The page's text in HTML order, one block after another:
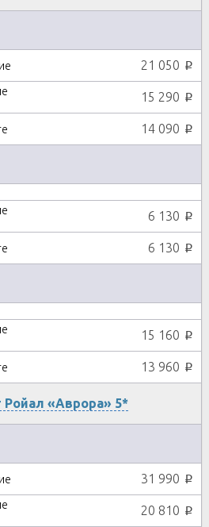
21 050 p
15 290 p
14 090 p
6 130 p
6 130 p
15 160 p
13 960 p
Ройал «Аврора» 5*
31 990 p
20 810 p